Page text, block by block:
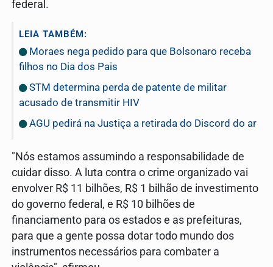
federal.
LEIA TAMBÉM:
Moraes nega pedido para que Bolsonaro receba
filhos no Dia dos Pais
STM determina perda de patente de militar
acusado de transmitir HIV
AGU pedirá na Justiça a retirada do Discord do ar
"Nós estamos assumindo a responsabilidade de
cuidar disso. A luta contra o crime organizado vai
envolver R$ 11 bilhões, R$ 1 bilhão de investimento
do governo federal, e R$ 10 bilhões de
financiamento para os estados e as prefeituras,
para que a gente possa dotar todo mundo dos
instrumentos necessários para combater a